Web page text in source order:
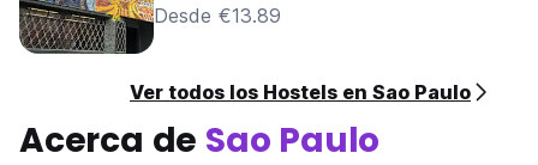
Desde €13.89
Ver todos los Hostels en Sao Paulo
Acerca de Sao Paulo